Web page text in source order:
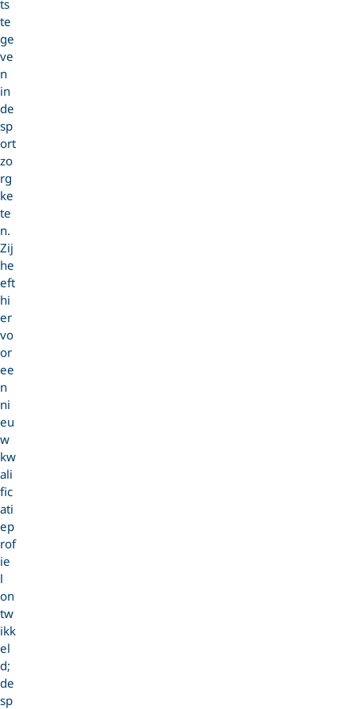
ts
te
ge
ve
n
in
de
sp
ort
zo
rg
ke
te
n.
Zij
he
eft
hi
er
vo
or
ee
n
ni
eu
w
kw
ali
fic
ati
ep
rof
ie
l
on
tw
ikk
el
d;
de
sp